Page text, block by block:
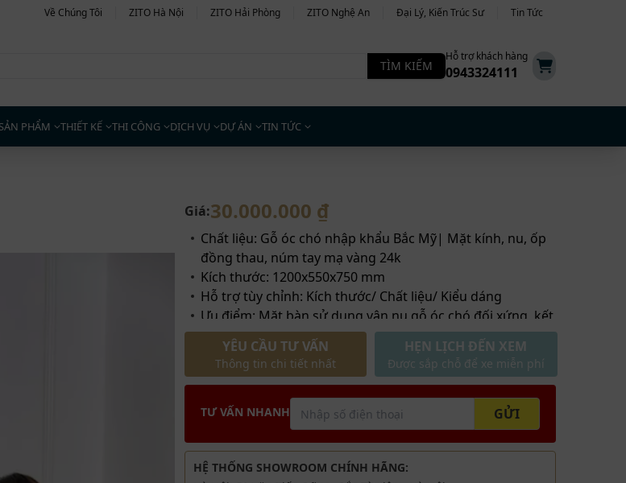
Về Chúng Tôi ZITO Hà Nội ZITO Hải Phòng ZITO Nghệ An Đại Lý, Kiến Trúc Sư Tin Tức
TÌM KIẾM
Hỗ trợ khách hàng
0943324111
SẢN PHẨM THIẾT KẾ THI CÔNG DỊCH VỤ DỰ ÁN TIN TỨC
Giá:30.000.000 ₫
Chất liệu: Gỗ óc chó nhập khẩu Bắc Mỹ| Mặt kính, nu, ốp
đồng thau, núm tay mạ vàng 24k
Kích thước: 1200x550x750 mm
Hỗ trợ tùy chỉnh: Kích thước/ Chất liệu/ Kiểu dáng
Ưu điểm: Mặt bàn sử dụng vân nu gỗ óc chó đối xứng, kết
hợp kính màu trà với khung gỗ bao trọn xung quanh.
Ngăn kéo được khắc CNC tỉ mỉ, kết hợp múm phụ kiện
đồng vàng mạ bóng
YÊU CẦU TƯ VẤN
Thông tin chi tiết nhất
HẸN LỊCH ĐẾN XEM
Được sắp chỗ để xe miễn phí
TƯ VẤN NHANH GỬI
HỆ THỐNG SHOWROOM CHÍNH HÃNG: